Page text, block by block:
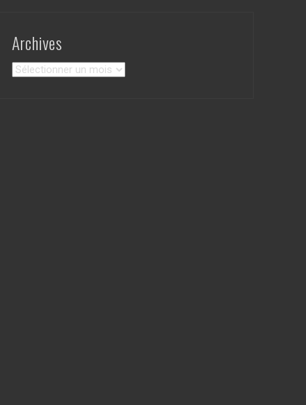
Archives
Archives